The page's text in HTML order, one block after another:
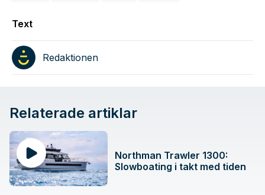
Text
Redaktionen
Relaterade artiklar
Northman Trawler 1300:
Slowboating i takt med tiden